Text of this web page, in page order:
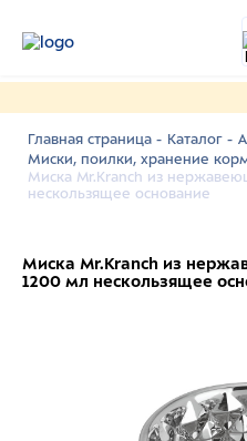
Главная страница - Каталог -
Миски, поилки, хранение
Миска Mr.Kranch из
нескользящее основание
Миска Mr.Kranch из
1200 мл нескользящее